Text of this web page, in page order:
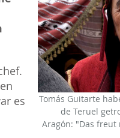
Tomás Guitarte
de Teruel
Aragón: "Das freut
es